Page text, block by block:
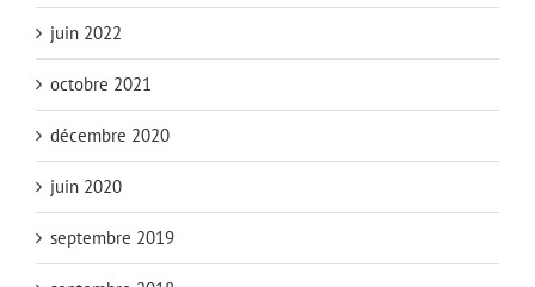
juin 2022
octobre 2021
décembre 2020
juin 2020
septembre 2019